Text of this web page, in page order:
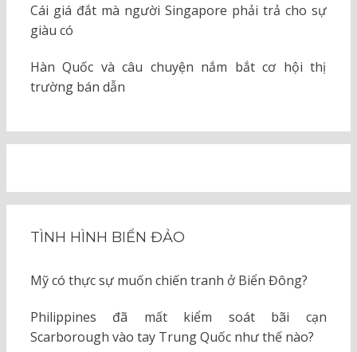
Cái giá đắt mà người Singapore phải trả cho sự
giàu có
Hàn Quốc và câu chuyện nắm bắt cơ hội thị
trường bán dẫn
TÌNH HÌNH BIỂN ĐẢO
Mỹ có thực sự muốn chiến tranh ở Biển Đông?
Philippines đã mất kiểm soát bãi cạn
Scarborough vào tay Trung Quốc như thế nào?